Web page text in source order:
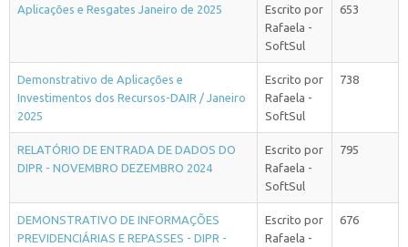
Aplicações e Resgates Janeiro de 2025
Escrito por
Rafaela -
SoftSul
653
Demonstrativo de Aplicações e
Investimentos dos Recursos-DAIR / Janeiro
2025
Escrito por
Rafaela -
SoftSul
738
RELATÓRIO DE ENTRADA DE DADOS DO
DIPR - NOVEMBRO DEZEMBRO 2024
Escrito por
Rafaela -
SoftSul
795
DEMONSTRATIVO DE INFORMAÇÕES
PREVIDENCIÁRIAS E REPASSES - DIPR -
Escrito por
Rafaela -
676